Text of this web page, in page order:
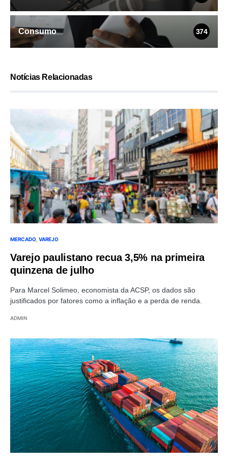
Consumo 374
Notícias Relacionadas
MERCADO VAREJO
Varejo paulistano recua 3,5% na primeira
quinzena de julho
Para Marcel Solimeo, economista da ACSP, os dados são
justificados por fatores como a inflação e a perda de renda.
ADMIN